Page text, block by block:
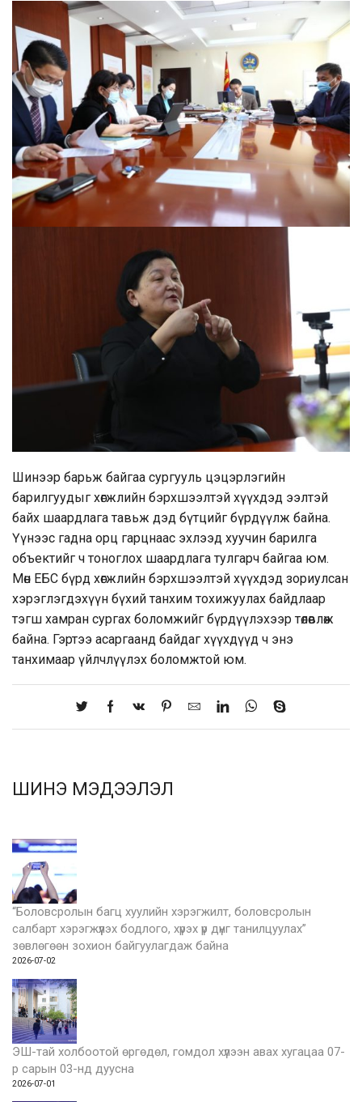
Шинээр барьж байгаа сургууль цэцэрлэгийн
барилгуудыг хөгжлийн бэрхшээлтэй хүүхдэд ээлтэй
байх шаардлага тавьж дэд бүтцийг бүрдүүлж байна.
Үүнээс гадна орц гарцнаас эхлээд хуучин барилга
объектийг ч тоноглох шаардлага тулгарч байгаа юм.
Мөн ЕБС бүрд хөгжлийн бэрхшээлтэй хүүхдэд зориулсан
хэрэглэгдэхүүн бүхий танхим тохижуулах байдлаар
тэгш хамран сургах боломжийг бүрдүүлэхээр төлөвлөж
байна. Гэртээ асаргаанд байдаг хүүхдүүд ч энэ
танхимаар үйлчлүүлэх боломжтой юм.
ШИНЭ МЭДЭЭЛЭЛ
“Боловсролын багц хуулийн хэрэгжилт, боловсролын
салбарт хэрэгжүүлэх бодлого, хүрэх үр дүнг танилцуулах”
зөвлөгөөн зохион байгуулагдаж байна
2026-07-02
ЭШ-тай холбоотой өргөдөл, гомдол хүлээн авах хугацаа 07-
р сарын 03-нд дуусна
2026-07-01